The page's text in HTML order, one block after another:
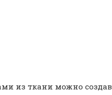
из ткани можно